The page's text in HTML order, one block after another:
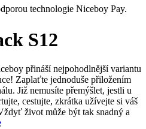
technologie Niceboy Pay.
S12
přináší nejpohodlnější variantu
Zaplaťte jednoduše přiložením
Již nemusíte přemýšlet, jestli u
cestujte, zkrátka užívejte si váš
život může být tak snadný a